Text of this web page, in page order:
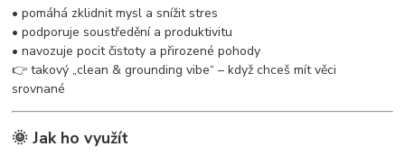
• pomáhá zklidnit mysl a snížit stres
• podporuje soustředění a produktivitu
• navozuje pocit čistoty a přirozené pohody
👉 takový „clean & grounding vibe“ – když chceš mít věci
srovnané
🌞 Jak ho využít